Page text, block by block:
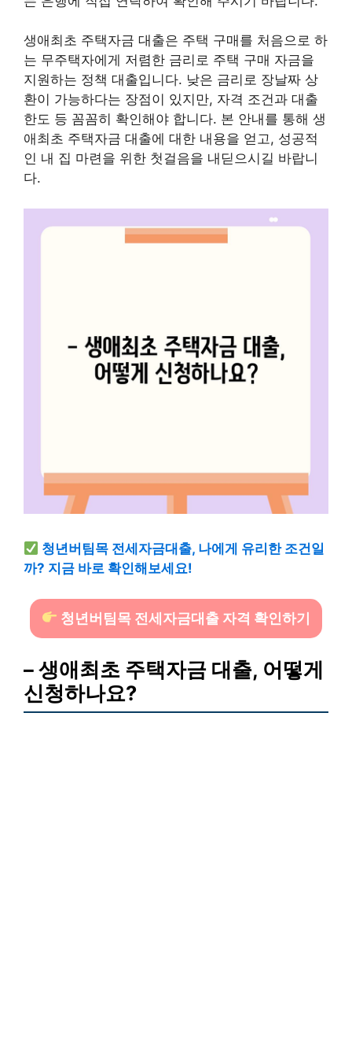
생애최초 주택자금 대출은 주택 구매를 처음으로 하
는 무주택자에게 저렴한 금리로 주택 구매 자금을
지원하는 정책 대출입니다. 낮은 금리로 장날짜 상
환이 가능하다는 장점이 있지만, 자격 조건과 대출
한도 등 꼼꼼히 확인해야 합니다. 본 안내를 통해 생
애최초 주택자금 대출에 대한 내용을 얻고, 성공적
인 내 집 마련을 위한 첫걸음을 내딛으시길 바랍니
다.
청년버팀목 전세자금대출, 나에게 유리한 조건일
까? 지금 바로 확인해보세요!
청년버팀목 전세자금대출 자격 확인하기
– 생애최초 주택자금 대출, 어떻게
신청하나요?